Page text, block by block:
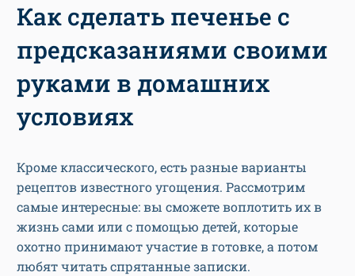
Как сделать печенье с
предсказаниями своими
руками в домашних
условиях
Кроме классического, есть разные варианты
рецептов известного угощения. Рассмотрим
самые интересные: вы сможете воплотить их в
жизнь сами или с помощью детей, которые
охотно принимают участие в готовке, а потом
любят читать спрятанные записки.